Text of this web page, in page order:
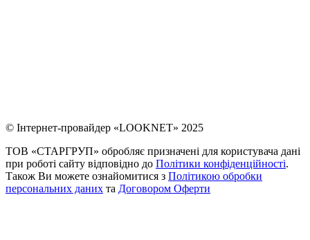
© Інтернет-провайдер «LOOKNET» 2025
ТОВ «СТАРГРУП» обробляє призначені для користувача дані
при роботі сайту відповідно до Політики конфіденційності.
Також Ви можете ознайомитися з Політикою обробки
персональних даних та Договором Оферти